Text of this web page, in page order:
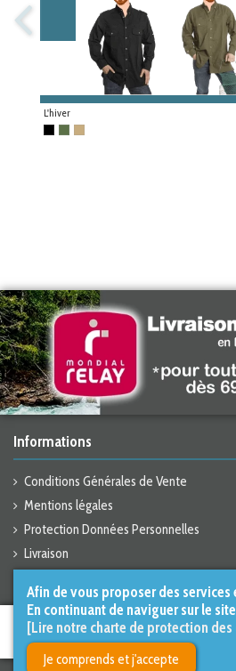
L'hiver
NoirKakiBeige
Informations
Conditions Générales de Vente
Mentions légales
Protection Données Personnelles
Livraison
Conçu et réalisé parLE STUDIOKevengo
Afin de vous proposer des
En continuant de naviguer sur le
[Lire notre charte de protection
Je comprends et j'accepte